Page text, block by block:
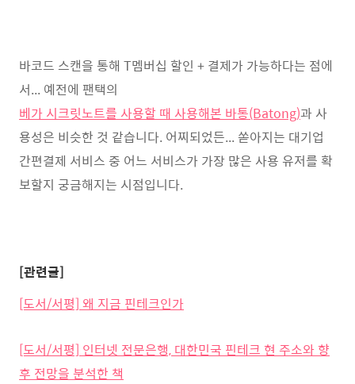
바코드 스캔을 통해 T멤버십 할인 + 결제가 가능하다는 점에
서... 예전에 팬택의
베가 시크릿노트를 사용할 때 사용해본 바통(Batong)과 사
용성은 비슷한 것 같습니다. 어찌되었든... 쏟아지는 대기업
간편결제 서비스 중 어느 서비스가 가장 많은 사용 유저를 확
보할지 궁금해지는 시점입니다.
[관련글]
[도서/서평] 왜 지금 핀테크인가
[도서/서평] 인터넷 전문은행, 대한민국 핀테크 현 주소와 향
후 전망을 분석한 책